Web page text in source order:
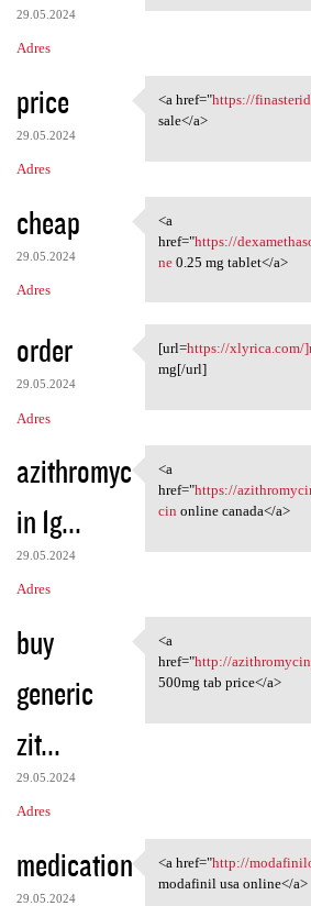
29.05.2024
Adres
price
29.05.2024
Adres
<a href="https:/
<a href="https://
sale</a>
cheap
29.05.2024
Adres
<a href="https:/
<a
href="https://
ne0.25 mg tablet</a>
order
29.05.2024
Adres
[url=https://
[url=https://xlyrica.com/
mg[/url]
azithromyc
in 1g...
29.05.2024
Adres
<a href="https:/
<a
href="https://
cin online canada</a>
buy
generic
zit...
29.05.2024
Adres
<a href="http:/
<a
href="http://
500mg tab price</a>
medication
29.05.2024
<a href="http://
<a href="http://
modafinil usa online</a>